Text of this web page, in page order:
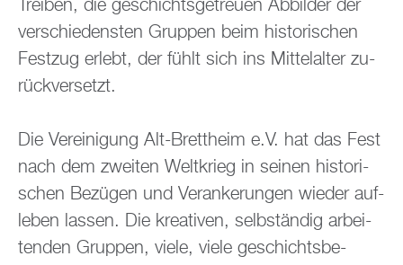
Trei­ben, die ge­schichts­ge­treu­en Ab­bil­der der
ver­schie­dens­ten Grup­pen beim his­to­ri­schen
Fest­zug er­lebt, der fühlt sich ins Mit­tel­al­ter zu­
rück­ver­setzt.
Die Ver­ei­ni­gung Alt-Brett­heim e.V. hat das Fest
nach dem zwei­ten Welt­krieg in sei­nen his­to­ri­
schen Be­zü­gen und Ver­an­ke­run­gen wie­der auf­
le­ben las­sen. Die krea­ti­ven, selb­stän­dig ar­bei­
ten­den Grup­pen, viele, viele ge­schichts­be­